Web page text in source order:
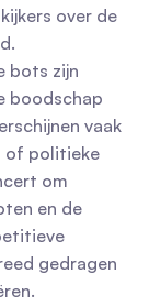
over de
bots zijn
boodschap
vaak
of politieke
om
en de
gedragen